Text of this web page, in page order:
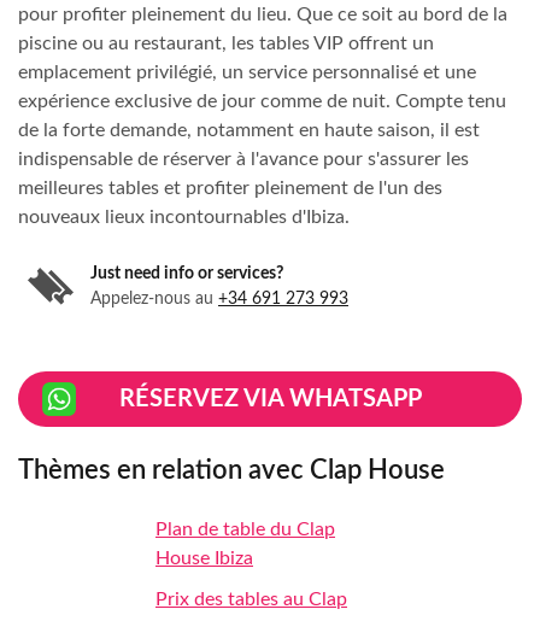
pour profiter pleinement du lieu. Que ce soit au bord de la
piscine ou au restaurant, les tables VIP offrent un
emplacement privilégié, un service personnalisé et une
expérience exclusive de jour comme de nuit. Compte tenu
de la forte demande, notamment en haute saison, il est
indispensable de réserver à l'avance pour s'assurer les
meilleures tables et profiter pleinement de l'un des
nouveaux lieux incontournables d'Ibiza.
Just need info or services?
Appelez-nous au +34 691 273 993
RÉSERVEZ VIA WHATSAPP
Thèmes en relation avec Clap House
Plan de table du Clap
House Ibiza
Prix ​​des tables au Clap